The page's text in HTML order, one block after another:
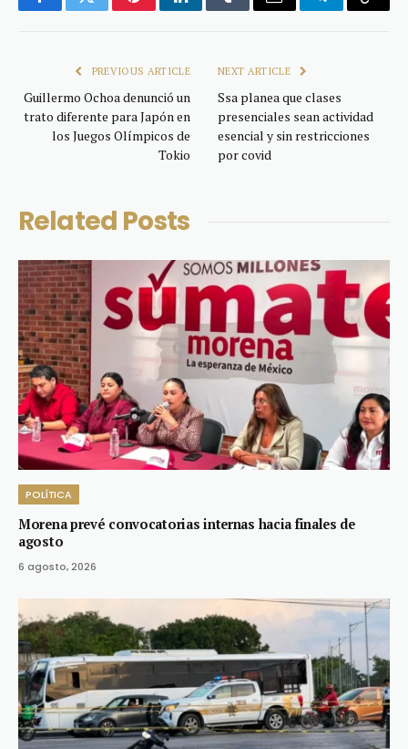
FacebookTwitterPinterestLinkedInTumblrEmail TelegramCopy
PREVIOUS ARTICLE
Guillermo Ochoa denunció un
trato diferente para Japón en
los Juegos Olímpicos de
Tokio
NEXT ARTICLE
Ssa planea que clases
presenciales sean actividad
esencial y sin restricciones
por covid
Related Posts
POLÍTICA
Morena prevé convocatorias internas hacia finales de
agosto
6 agosto, 2026